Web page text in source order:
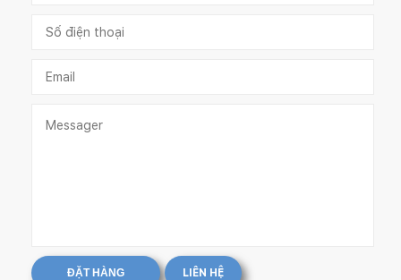
ĐẶT HÀNG LIÊN HỆ